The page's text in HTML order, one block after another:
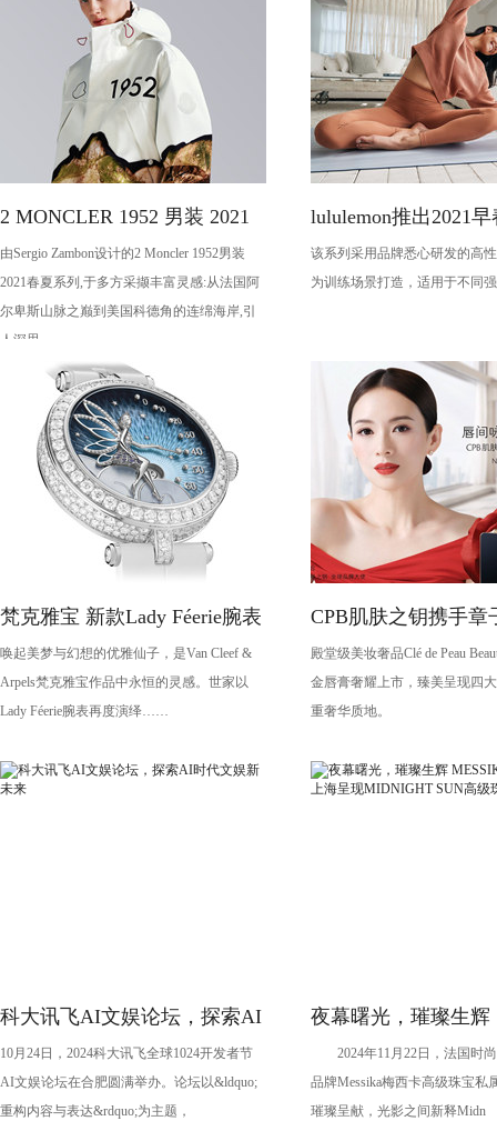
2 MONCLER 1952 男装 2021
春夏系列
由Sergio Zambon设计的2 Moncler 1952男装
2021春夏系列,于多方采撷丰富灵感:从法国阿
尔卑斯山脉之巅到美国科德角的连绵海岸,引
人深思。
lululemon推出2021
备
该系列采用品牌悉心研发的高
为训练场景打造，适用于不同
梵克雅宝 新款Lady Féerie腕表
唤起美梦与幻想的优雅仙子，是Van Cleef &
Arpels梵克雅宝作品中永恒的灵感。世家以
Lady Féerie腕表再度演绎……
CPB肌肤之钥携手章
演绎琉金唇膏大片
殿堂级美妆奢品Clé de Peau
金唇膏奢耀上市，臻美呈现四
重奢华质地。
科大讯飞AI文娱论坛，探索AI
时代文娱新未来
10月24日，2024科大讯飞全球1024开发者节
AI文娱论坛在合肥圆满举办。论坛以&ldquo;
重构内容与表达&rdquo;为主题，
夜幕曙光，璀璨生辉
MESSIKA梅西卡于
MIDNIGHT SUN高
2024年11月22日，法国时尚
品牌Messika梅西卡高级珠宝私
璀璨呈献，光影之间新释Midn